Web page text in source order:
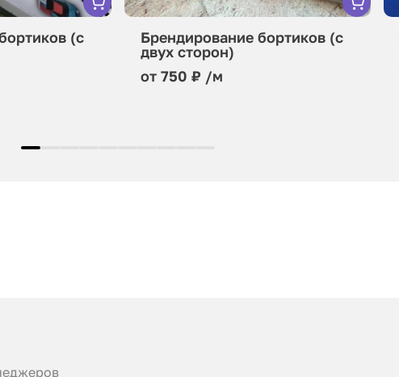
(c
Брендирование бортиков (c
двух сторон)
от 750 ₽ /м